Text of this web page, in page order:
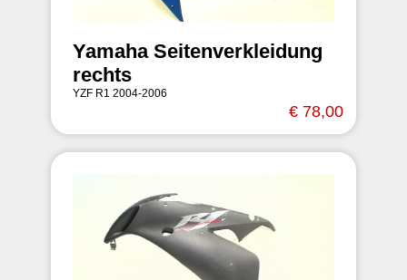
Yamaha Seitenverkleidung
rechts
YZF R1 2004-2006
€ 78,00